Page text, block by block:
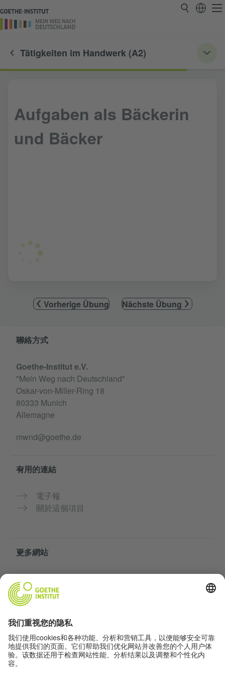
Tätigkeiten im Handwerk (A2)
Aufgaben als Bäckerin
und Bäcker
Vorherige Übung Nächste Übung
Information and services
聯絡方式
Goethe-Institut e.V.
"Mein Weg nach Deutschland"
Oskar-von-Miller-Ring 18
80333 Munich
Allemagne
mwnd@goethe.de
有用的連結
電子報
關於這個項目
更多網站
免費練習德語
歌德學院的德語課程
隱私與無障礙